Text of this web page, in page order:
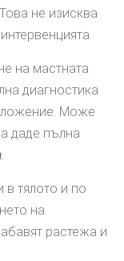
не изисква
на мастната
диагностика
Може
даде пълна
.
тялото и по
на
растежа и